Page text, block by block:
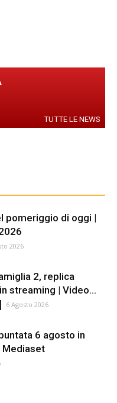
TUTTE LE NEWS
pomeriggio di oggi |
2026
2, replica
streaming | Video...
6 Agosto 2026
6 agosto in
Mediaset